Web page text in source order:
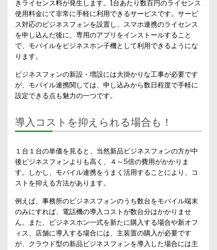
きライセンス料が発生します。1台あたり数百円のライセンス
使用料金にて非常に手軽に利用できるサービスです。サービ
ス対応のビジネスフォンを設置し、スマホ連携のライセンス
を申し込んだ後に、専用のアプリをインストールすること
で、モバイルをビジネスホン子機として利用できるようにな
ります。
ビジネスフォンの新設・増設には大掛かりな工事が必要です
が、モバイル連携関しては、申し込みから数日程度で手軽に
設定できる点も魅力の一つです。
導入コストを抑えられる場合も！
１台１台の単価を見ると、当然新品ビジネスフォンの方が中
後ビジネスフォンよりも高く、４～5倍の費用がかかりま
す。しかし、モバイル連携をうまく活用することにより、コ
ストを抑える方法があります。
例えば、事務所のビジネスフォンのうち数台をモバイル端末
のみにすれば、電話機の導入コストが数台分はかかりませ
ん。また、ビジネスホン一式を新たに購入する場合や新オフ
ィス、店舗に導入する場合には、主装置の購入が必要です
が、クラウド型の新品ビジネスフォンを導入した場合には主